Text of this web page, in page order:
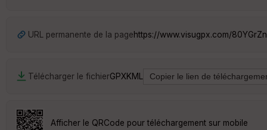
URL permanente de la pagehttps://www.visugpx.com/
Télécharger le fichierGPXKML
Afficher le QRCode pour téléchargement sur mobile